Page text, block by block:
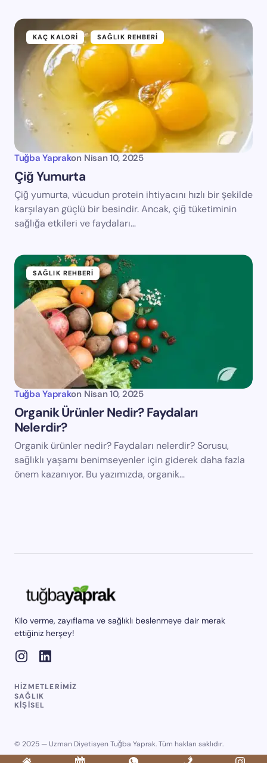
KAÇ KALORI SAĞLIK REHBERI
Tuğba Yaprakon Nisan 10, 2025
Çiğ Yumurta
Çiğ yumurta, vücudun protein ihtiyacını hızlı bir şekilde
karşılayan güçlü bir besindir. Ancak, çiğ tüketiminin
sağlığa etkileri ve faydaları…
SAĞLIK REHBERI
Tuğba Yaprakon Nisan 10, 2025
Organik Ürünler Nedir? Faydaları
Nelerdir?
Organik ürünler nedir? Faydaları nelerdir? Sorusu,
sağlıklı yaşamı benimseyenler için giderek daha fazla
önem kazanıyor. Bu yazımızda, organik…
Kilo verme, zayıflama ve sağlıklı beslenmeye dair merak
ettiğiniz herşey!
HIZMETLERIMIZ
SAĞLIK
KIŞISEL
© 2025 — Uzman Diyetisyen Tuğba Yaprak. Tüm hakları saklıdır.